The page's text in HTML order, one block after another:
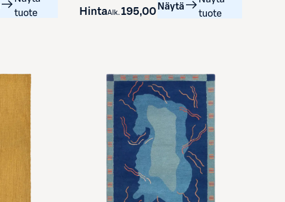
tuote
HintaAlk. 195,00 €Näytä
tuote